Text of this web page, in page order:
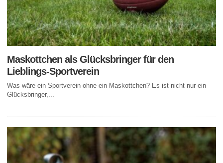
Maskottchen als Glücksbringer für den
Lieblings-Sportverein
Was wäre ein Sportverein ohne ein Maskottchen? Es ist nicht nur ein
Glücksbringer,...